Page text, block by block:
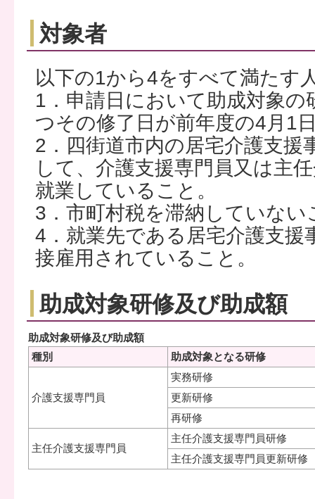
対象者
以下の1から4をすべて満たす
1．申請日において助成対象
つその修了日が前年度の4月1
2．四街道市内の居宅介護支援
して、介護支援専門員又は主
就業していること。
3．市町村税を滞納していない
4．就業先である居宅介護支援
接雇用されていること。
助成対象研修及び助成額
助成対象研修及び助成額
種別
助成対象となる研修
介護支援専門員
実務研修
更新研修
再研修
主任介護支援専門員
主任介護支援専門員研修
主任介護支援専門員更新研修